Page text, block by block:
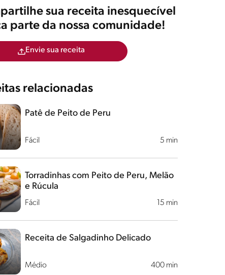
sua receita inesquecível
parte da nossa comunidade!
Envie sua receita
relacionadas
Fácil 5 min
Patê de Peito de Peru
Fácil 15 min
Torradinhas com Peito de Peru, Melão
e Rúcula
Médio 400 min
Receita de Salgadinho Delicado